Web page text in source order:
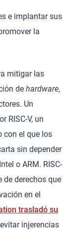
e implantar sus
la
mitigar las
de hardware,
Un
RISC-V, un
con el que los
sin depender
o ARM. RISC-
de derechos que
en el
trasladó su
injerencias